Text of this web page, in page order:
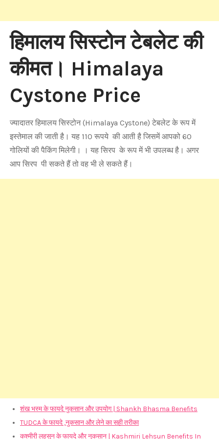
हिमालय सिस्टोन टेबलेट की
कीमत। Himalaya
Cystone Price
ज्यादातर हिमालय सिस्टोन (Himalaya Cystone) टेबलेट के रूप में
इस्तेमाल की जाती है। यह 110 रूपये की आती है जिसमें आपको 60
गोलियों की पैकिंग मिलेगी। । यह सिरप के रूप में भी उपलब्ध है। अगर
आप सिरप पी सकते हैं तो वह भी ले सकते हैं।
शंख भस्म के फायदे नुकसान और उपयोग | Shankh Bhasma Benefits
TUDCA के फायदे ,नुकसान और लेने का सही तरीका
कश्मीरी लहसुन के फायदे और नुकसान | Kashmiri Lehsun Benefits In